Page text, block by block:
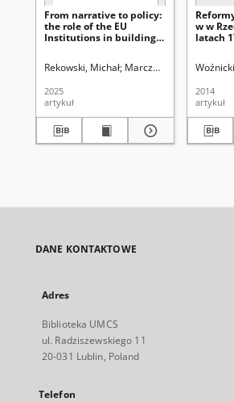
From narrative to policy:
the role of the EU
Institutions in building
Rekowski, Michał Marczewska-Rytko,
2025
artykuł
w w
latach
2014
artykuł
DANE KONTAKTOWE
Adres
Biblioteka UMCS
ul. Radziszewskiego 11
20-031 Lublin, Poland
Telefon